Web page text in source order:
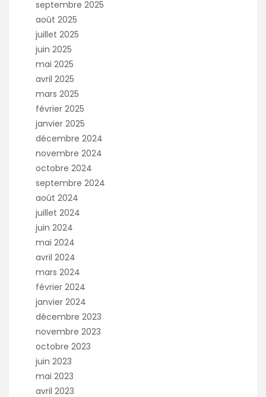
septembre 2025
août 2025
juillet 2025
juin 2025
mai 2025
avril 2025
mars 2025
février 2025
janvier 2025
décembre 2024
novembre 2024
octobre 2024
septembre 2024
août 2024
juillet 2024
juin 2024
mai 2024
avril 2024
mars 2024
février 2024
janvier 2024
décembre 2023
novembre 2023
octobre 2023
juin 2023
mai 2023
avril 2023